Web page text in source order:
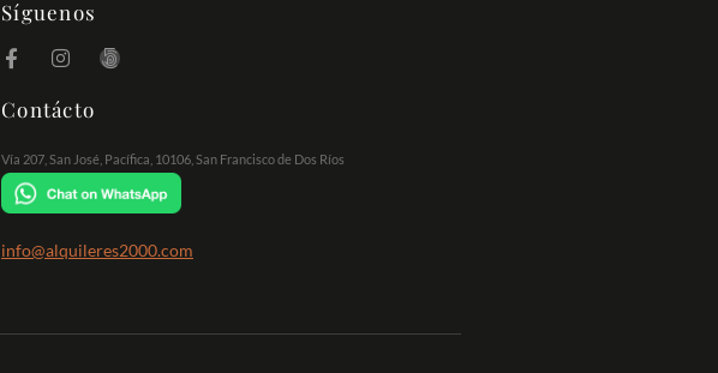
Síguenos
Contácto
Vía 207, San José, Pacífica, 10106, San Francisco de Dos Ríos
info@alquileres2000.com